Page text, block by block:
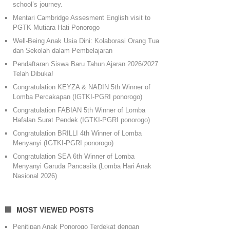
school’s journey.
Mentari Cambridge Assesment English visit to
PGTK Mutiara Hati Ponorogo
Well-Being Anak Usia Dini: Kolaborasi Orang Tua
dan Sekolah dalam Pembelajaran
Pendaftaran Siswa Baru Tahun Ajaran 2026/2027
Telah Dibuka!
Congratulation KEYZA & NADIN 5th Winner of
Lomba Percakapan (IGTKI-PGRI ponorogo)
Congratulation FABIAN 5th Winner of Lomba
Hafalan Surat Pendek (IGTKI-PGRI ponorogo)
Congratulation BRILLI 4th Winner of Lomba
Menyanyi (IGTKI-PGRI ponorogo)
Congratulation SEA 6th Winner of Lomba
Menyanyi Garuda Pancasila (Lomba Hari Anak
Nasional 2026)
MOST VIEWED POSTS
Penitipan Anak Ponorogo Terdekat dengan